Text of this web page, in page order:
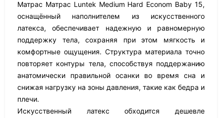
Матрас Матрас Luntek Medium Hard Econom Baby 15,
оснащённый наполнителем из искусственного
латекса, обеспечивает надежную и равномерную
поддержку тела, сохраняя при этом мягкость и
комфортные ощущения. Структура материала точно
повторяет контуры тела, способствуя поддержанию
анатомически правильной осанки во время сна и
снижая нагрузку на зоны давления, такие как бедра и
плечи.
Искусственный латекс обходится дешевле